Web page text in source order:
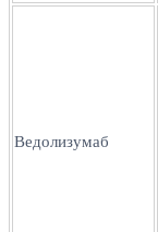
Ведолизумаб